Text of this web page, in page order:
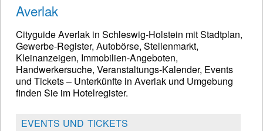
Averlak
Cityguide Averlak in Schleswig-Holstein mit Stadtplan,
Gewerbe-Register, Autobörse, Stellenmarkt,
Kleinanzeigen, Immobilien-Angeboten,
Handwerkersuche, Veranstaltungs-Kalender, Events
und Tickets – Unterkünfte in Averlak und Umgebung
finden Sie im Hotelregister.
EVENTS UND TICKETS